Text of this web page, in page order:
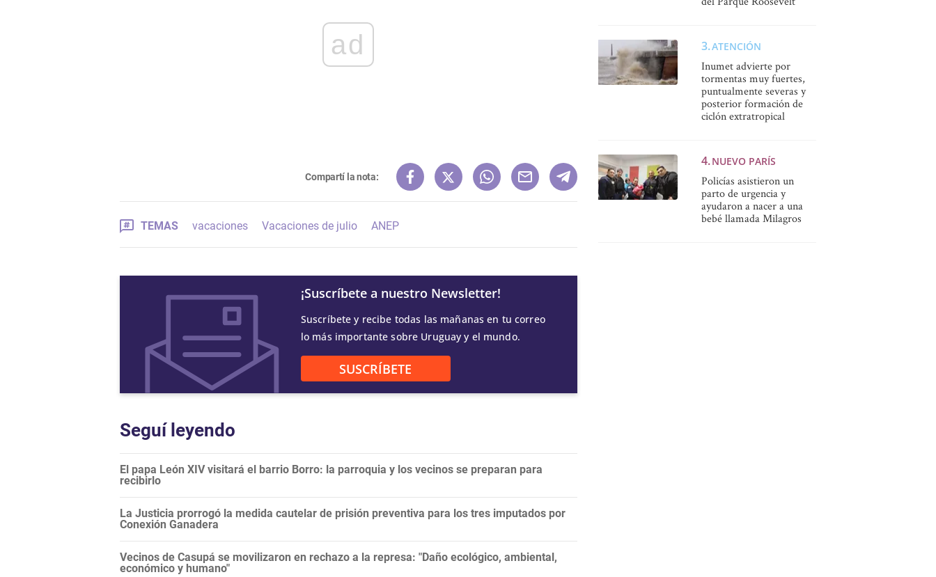
ad
Compartí la nota:
TEMAS vacaciones Vacaciones de julio ANEP
¡Suscríbete a nuestro Newsletter!
Suscríbete y recibe todas las mañanas en tu correo
lo más importante sobre Uruguay y el mundo.
SUSCRÍBETE
Seguí leyendo
El papa León XIV visitará el barrio Borro: la parroquia y los vecinos se preparan para
recibirlo
La Justicia prorrogó la medida cautelar de prisión preventiva para los tres imputados por
Conexión Ganadera
Vecinos de Casupá se movilizaron en rechazo a la represa: "Daño ecológico, ambiental,
económico y humano"
ATENCIÓN
Inumet advierte por
tormentas muy fuertes,
puntualmente severas y
posterior formación de
ciclón extratropical
NUEVO PARÍS
Policías asistieron un
parto de urgencia y
ayudaron a nacer a una
bebé llamada Milagros